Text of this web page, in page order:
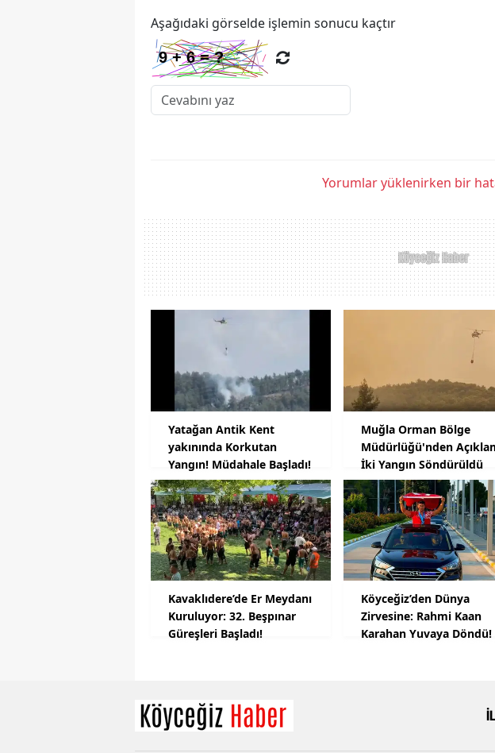
Aşağıdaki görselde işlemin sonucu kaçtır
Yorumlar yüklenirken bir
Yatağan Antik Kent
yakınında Korkutan
Yangın! Müdahale Başladı!
Muğla Orman Bölge
Müdürlüğü'nden
İki Yangın Söndürüldü
Kavaklıdere’de Er Meydanı
Kuruluyor: 32. Beşpınar
Güreşleri Başladı!
Köyceğiz’den Dünya
Zirvesine: Rahmi Kaan
Karahan Yuvaya Döndü!